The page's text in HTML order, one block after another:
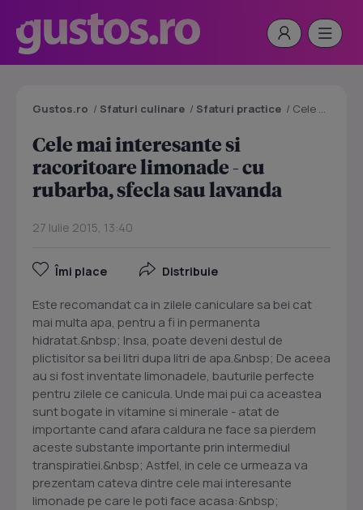
Gustos.ro / Sfaturi culinare / Sfaturi practice / Cele mai interesante si racoritoare limonade - cu rubarba, sfecla sau lavanda
Cele mai interesante si
racoritoare limonade - cu
rubarba, sfecla sau lavanda
27 Iulie 2015, 13:40
Îmi place Distribuie
Este recomandat ca in zilele caniculare sa bei cat
mai multa apa, pentru a fi in permanenta
hidratat.&nbsp; Insa, poate deveni destul de
plictisitor sa bei litri dupa litri de apa.&nbsp; De aceea
au si fost inventate limonadele, bauturile perfecte
pentru zilele ce canicula. Unde mai pui ca aceastea
sunt bogate in vitamine si minerale - atat de
importante cand afara caldura ne face sa pierdem
aceste substante importante prin intermediul
transpiratiei.&nbsp; Astfel, in cele ce urmeaza va
prezentam cateva dintre cele mai interesante
limonade pe care le poti face acasa:&nbsp;